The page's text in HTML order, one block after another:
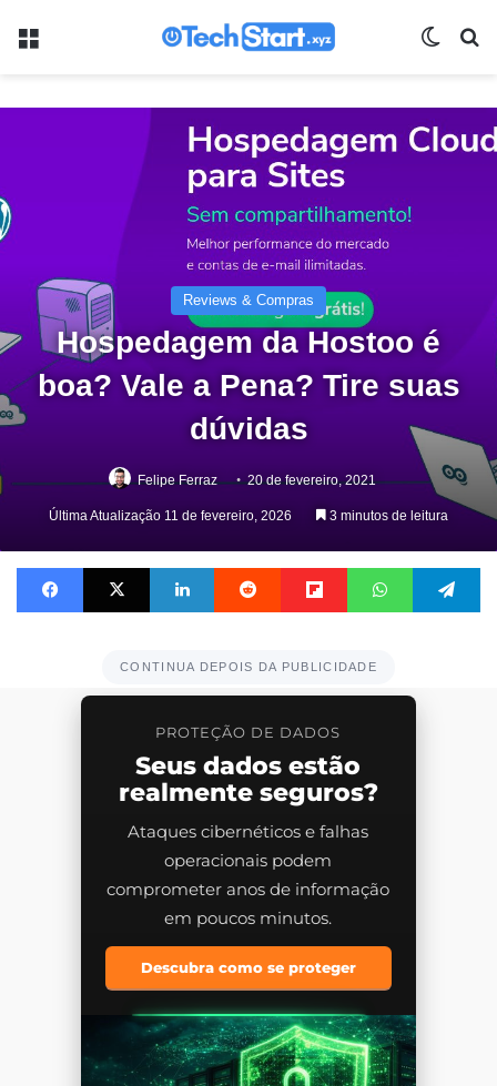
Menu
Reviews & Compras
Hospedagem da Hostoo é
boa? Vale a Pena? Tire suas
dúvidas
Felipe Ferraz 20 de fevereiro, 2021
Última Atualização 11 de fevereiro, 2026 3 minutos de leitura
Facebook X Linkedin Reddit Flipboard WhatsApp
CONTINUA DEPOIS DA PUBLICIDADE
PROTEÇÃO DE DADOS
Seus dados estão
realmente seguros?
Ataques cibernéticos e falhas
operacionais podem
comprometer anos de informação
em poucos minutos.
Descubra como se proteger